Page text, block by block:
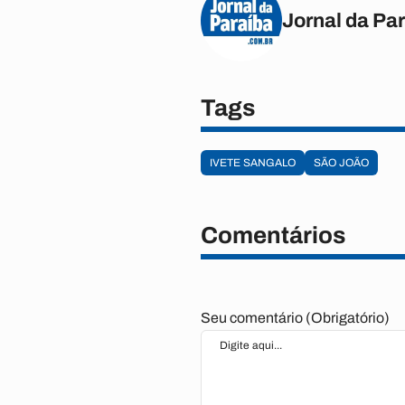
Jornal da
Tags
IVETE SANGALO SÃO JOÃO
Comentários
Seu comentário (Obrigatório)